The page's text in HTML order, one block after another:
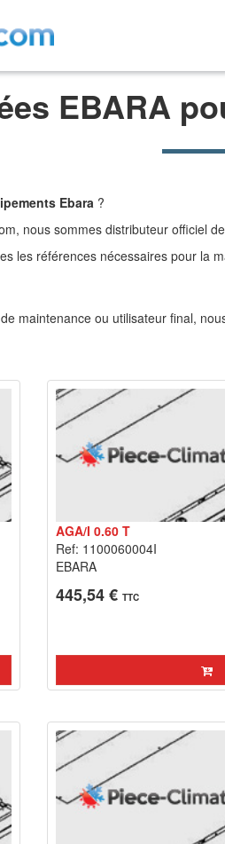
EBARA
Ebara ?
nous sommes distributeur officiel
les références nécessaires pour la
de maintenance ou utilisateur final,
AGA/I 0.60 T
Ref: 1100060004I
EBARA
445,54 € TTC